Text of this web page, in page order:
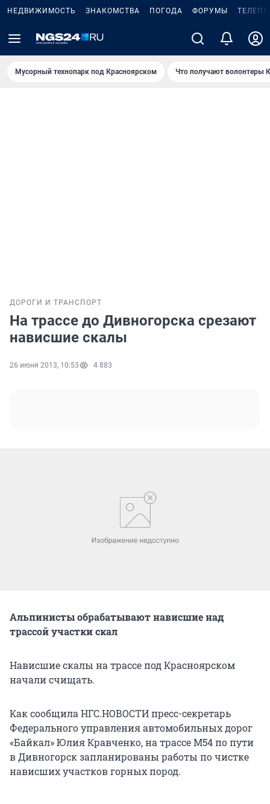
НЕДВИЖИМОСТЬ ЗНАКОМСТВА ПОГОДА ФОРУМЫ
Мусорный технопарк под Крaсноярском Что получают волонтеры
ДОРОГИ И ТРАНСПОРТ
На трассе до Дивногорска срезают
нависшие скалы
26 июня 2013, 10:53 4 883
Альпинисты обрабатывают нависшие над
трассой участки скал
Нависшие скалы на трассе под Красноярском
начали счищать.
Как сообщила НГС.НОВОСТИ пресс-секретарь
Федерального управления автомобильных дорог
«Байкал» Юлия Кравченко, на трассе М54 по пути
в Дивногорск запланированы работы по чистке
нависших участков горных пород.